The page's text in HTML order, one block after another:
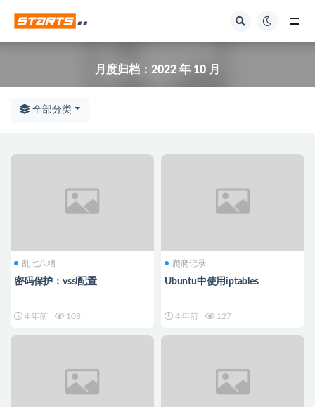
月度归档： 2022 年 10 月
全部分类
乱七八糟
密码保护：vssl配置
4 年前 108
爬爬记录
Ubuntu中使用iptables
4 年前 127